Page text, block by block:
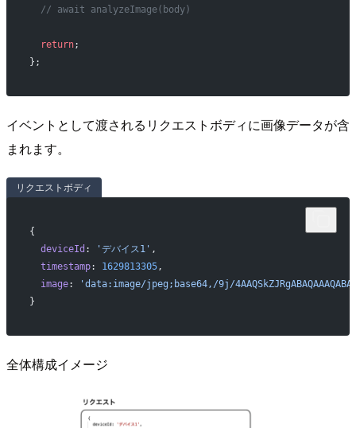
  // await analyzeImage(body)
  return
;
};
イベントとして渡されるリクエストボディに画像データが含
まれます。
リクエストボディ
{
  deviceId
: 'デバイス1' ,
  timestamp
: 1629813305,
  image
:
'data:image/jpeg;base64,/9j/
}
全体構成イメージ